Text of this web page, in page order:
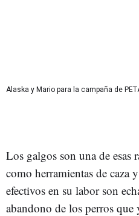
Alaska y Mario para la campaña de
Los galgos son una de esas
como herramientas de caza
efectivos en su labor son
abandono de los perros que